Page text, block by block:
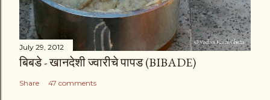
July 29, 2012
बिबडे - खानदेशी ज्वारीचे पापड (BIBADE)
Share 47 comments